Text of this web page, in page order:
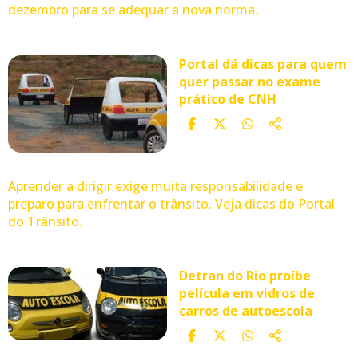
dezembro para se adequar a nova norma.
Portal dá dicas para quem
quer passar no exame
prático de CNH
Aprender a dirigir exige muita responsabilidade e
preparo para enfrentar o trânsito. Veja dicas do Portal
do Trânsito.
Detran do Rio proíbe
película em vidros de
carros de autoescola